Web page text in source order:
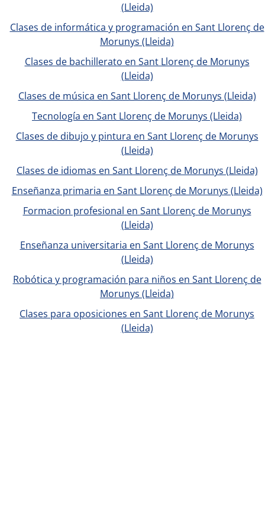
(Lleida)
Clases de informática y programación en Sant Llorenç de
Morunys (Lleida)
Clases de bachillerato en Sant Llorenç de Morunys
(Lleida)
Clases de música en Sant Llorenç de Morunys (Lleida)
Tecnología en Sant Llorenç de Morunys (Lleida)
Clases de dibujo y pintura en Sant Llorenç de Morunys
(Lleida)
Clases de idiomas en Sant Llorenç de Morunys (Lleida)
Enseñanza primaria en Sant Llorenç de Morunys (Lleida)
Formacion profesional en Sant Llorenç de Morunys
(Lleida)
Enseñanza universitaria en Sant Llorenç de Morunys
(Lleida)
Robótica y programación para niños en Sant Llorenç de
Morunys (Lleida)
Clases para oposiciones en Sant Llorenç de Morunys
(Lleida)